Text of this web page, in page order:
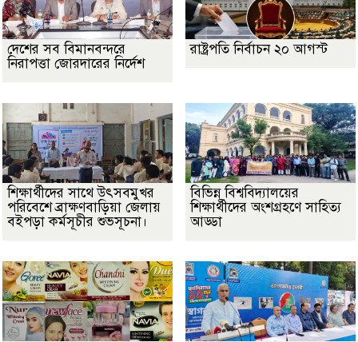
দেশের সব বিমানবন্দরে
নিরাপত্তা জোরদারের নির্দেশ
রাষ্ট্রপতি নির্বাচন ২০ আগস্ট
শিক্ষার্থীদের সাথে উৎসবমুখর
পরিবেশে ব্রাক্ষণবাড়িয়া জেলায়
বইপড়া কর্মসূচীর শুভসূচনা।
বিভিন্ন বিশ্ববিদ্যালয়ের
শিক্ষার্থীদের অংশগ্রহণে সাহিত্য
আড্ডা